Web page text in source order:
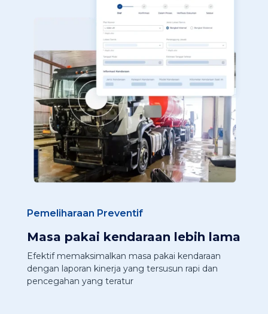
Pemeliharaan Preventif
Masa pakai kendaraan lebih lama
Efektif memaksimalkan masa pakai kendaraan
dengan laporan kinerja yang tersusun rapi dan
pencegahan yang teratur